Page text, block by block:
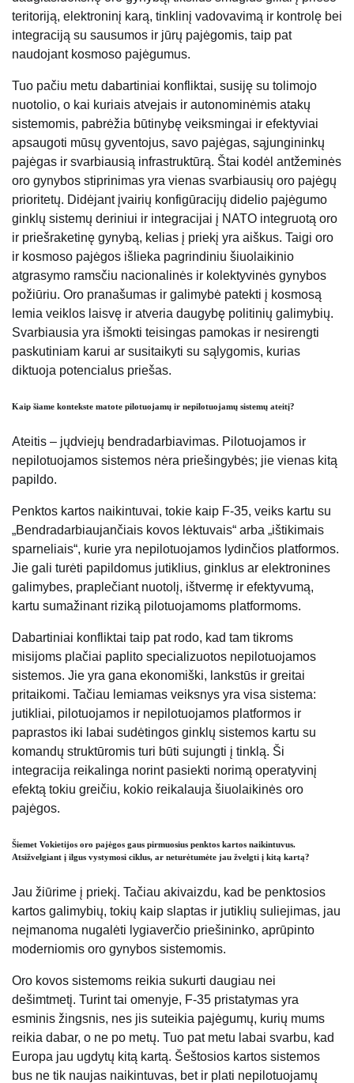
teritoriją, elektroninį karą, tinklinį vadovavimą ir kontrolę bei
integraciją su sausumos ir jūrų pajėgomis, taip pat
naudojant kosmoso pajėgumus.
Tuo pačiu metu dabartiniai konfliktai, susiję su tolimojo
nuotolio, o kai kuriais atvejais ir autonominėmis atakų
sistemomis, pabrėžia būtinybę veiksmingai ir efektyviai
apsaugoti mūsų gyventojus, savo pajėgas, sąjungininkų
pajėgas ir svarbiausią infrastruktūrą. Štai kodėl antžeminės
oro gynybos stiprinimas yra vienas svarbiausių oro pajėgų
prioritetų. Didėjant įvairių konfigūracijų didelio pajėgumo
ginklų sistemų deriniui ir integracijai į NATO integruotą oro
ir priešraketinę gynybą, kelias į priekį yra aiškus. Taigi oro
ir kosmoso pajėgos išlieka pagrindiniu šiuolaikinio
atgrasymo ramsčiu nacionalinės ir kolektyvinės gynybos
požiūriu. Oro pranašumas ir galimybė patekti į kosmosą
lemia veiklos laisvę ir atveria daugybę politinių galimybių.
Svarbiausia yra išmokti teisingas pamokas ir nesirengti
paskutiniam karui ar susitaikyti su sąlygomis, kurias
diktuoja potencialus priešas.
Kaip šiame kontekste matote pilotuojamų ir nepilotuojamų sistemų ateitį?
Ateitis – jųdviejų bendradarbiavimas. Pilotuojamos ir
nepilotuojamos sistemos nėra priešingybės; jie vienas kitą
papildo.
Penktos kartos naikintuvai, tokie kaip F-35, veiks kartu su
„Bendradarbiaujančiais kovos lėktuvais“ arba „ištikimais
sparneliais“, kurie yra nepilotuojamos lydinčios platformos.
Jie gali turėti papildomus jutiklius, ginklus ar elektronines
galimybes, praplečiant nuotolį, ištvermę ir efektyvumą,
kartu sumažinant riziką pilotuojamoms platformoms.
Dabartiniai konfliktai taip pat rodo, kad tam tikroms
misijoms plačiai paplito specializuotos nepilotuojamos
sistemos. Jie yra gana ekonomiški, lankstūs ir greitai
pritaikomi. Tačiau lemiamas veiksnys yra visa sistema:
jutikliai, pilotuojamos ir nepilotuojamos platformos ir
paprastos iki labai sudėtingos ginklų sistemos kartu su
komandų struktūromis turi būti sujungti į tinklą. Ši
integracija reikalinga norint pasiekti norimą operatyvinį
efektą tokiu greičiu, kokio reikalauja šiuolaikinės oro
pajėgos.
Šiemet Vokietijos oro pajėgos gaus pirmuosius penktos kartos naikintuvus.
Atsižvelgiant į ilgus vystymosi ciklus, ar neturėtumėte jau žvelgti į kitą kartą?
Jau žiūrime į priekį. Tačiau akivaizdu, kad be penktosios
kartos galimybių, tokių kaip slaptas ir jutiklių suliejimas, jau
neįmanoma nugalėti lygiaverčio priešininko, aprūpinto
moderniomis oro gynybos sistemomis.
Oro kovos sistemoms reikia sukurti daugiau nei
dešimtmetį. Turint tai omenyje, F-35 pristatymas yra
esminis žingsnis, nes jis suteikia pajėgumų, kurių mums
reikia dabar, o ne po metų. Tuo pat metu labai svarbu, kad
Europa jau ugdytų kitą kartą. Šeštosios kartos sistemos
bus ne tik naujas naikintuvas, bet ir plati nepilotuojamų